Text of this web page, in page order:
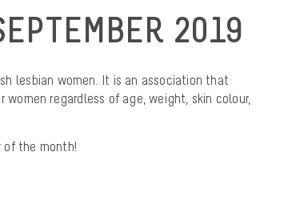
2019
lesbian women. It is an association that
regardless of age, weight, skin colour,
of the month!